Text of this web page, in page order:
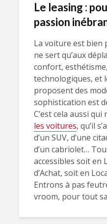
Le leasing :
passion
La voiture est bien
ne sert qu’aux
confort,
technologiques, et
proposent des
sophistication est
C’est cela aussi
les voitures, qu’il
d’un SUV, d’une
d’un cabriolet…
accessibles soit en
d’Achat, soit en
Entrons à pas
vroom, pour tout